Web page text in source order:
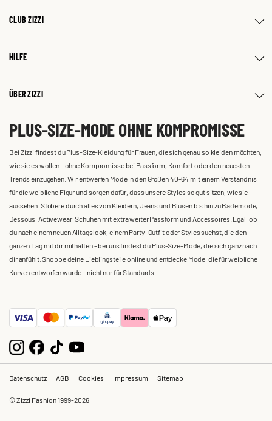
CLUB ZIZZI
HILFE
ÜBER ZIZZI
PLUS-SIZE-MODE OHNE KOMPROMISSE
Bei Zizzi findest du Plus-Size-Kleidung für Frauen, die sich genau so kleiden möchten,
wie sie es wollen – ohne Kompromisse bei Passform, Komfort oder den neuesten
Trends einzugehen. Wir entwerfen Mode in den Größen 40-64 mit einem Verständnis
für die weibliche Figur und sorgen dafür, dass unsere Styles so gut sitzen, wie sie
aussehen. Stöbere durch alles von Kleidern, Jeans und Blusen bis hin zu Bademode,
Dessous, Activewear, Schuhen mit extra weiter Passform und Accessoires. Egal, ob
du nach einem neuen Alltagslook, einem Party-Outfit oder Styles suchst, die den
ganzen Tag mit dir mithalten – bei uns findest du Plus-Size-Mode, die sich ganz nach
dir anfühlt. Shoppe deine Lieblingsteile online und entdecke Mode, die für weibliche
Kurven entworfen wurde – nicht nur für Standards.
Datenschutz AGB Cookies Impressum Sitemap
© Zizzi Fashion 1999-2026